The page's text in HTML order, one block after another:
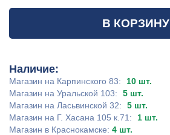
В КОРЗИНУ
Наличие:
Магазин на Карпинского 83:
10 шт.
Магазин на Уральской 103:
5 шт.
Магазин на Ласьвинской 32:
5 шт.
Магазин на Г. Хасана 105 к.71:
1 шт.
Магазин в Краснокамске: 4 шт.